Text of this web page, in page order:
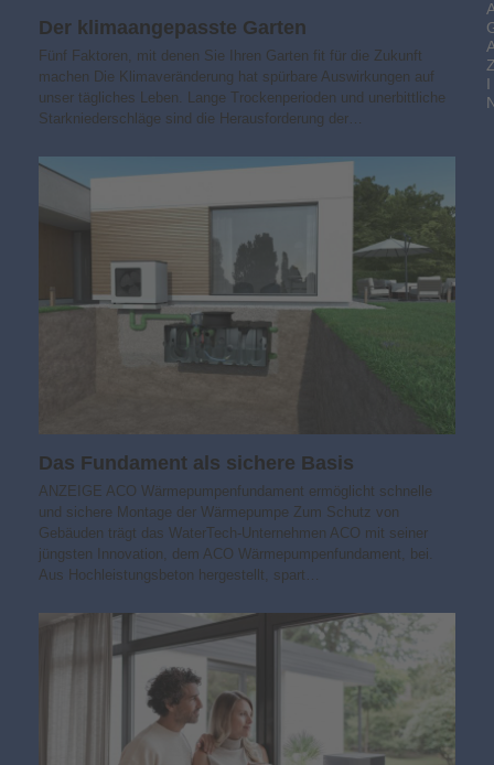
Der klimaangepasste Garten
Fünf Faktoren, mit denen Sie Ihren Garten fit für die Zukunft
machen Die Klimaveränderung hat spürbare Auswirkungen auf
unser tägliches Leben. Lange Trockenperioden und unerbittliche
Starkniederschläge sind die Herausforderung der…
Das Fundament als sichere Basis
ANZEIGE ACO Wärmepumpenfundament ermöglicht schnelle
und sichere Montage der Wärmepumpe Zum Schutz von
Gebäuden trägt das WaterTech-Unternehmen ACO mit seiner
jüngsten Innovation, dem ACO Wärmepumpenfundament, bei.
Aus Hochleistungsbeton hergestellt, spart…
I